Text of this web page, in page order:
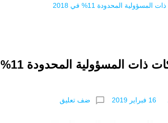
نمو المؤسسات 16% والشركات ذات المسؤولية المحدودة 11%
chat_bubble_outline ضف تعليق